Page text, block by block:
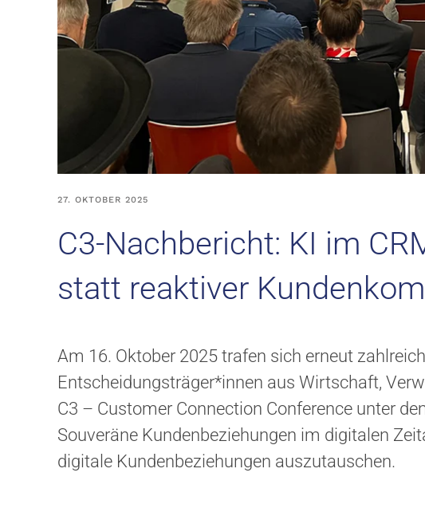
27. OKTOBER 2025
C3-Nachbericht: KI im
statt reaktiver
Am 16. Oktober 2025 trafen sich erneut
Entscheidungsträger*innen aus Wirtschaft,
C3 – Customer Connection Conference unter
Souveräne Kundenbeziehungen im digitalen
digitale Kundenbeziehungen auszutauschen.